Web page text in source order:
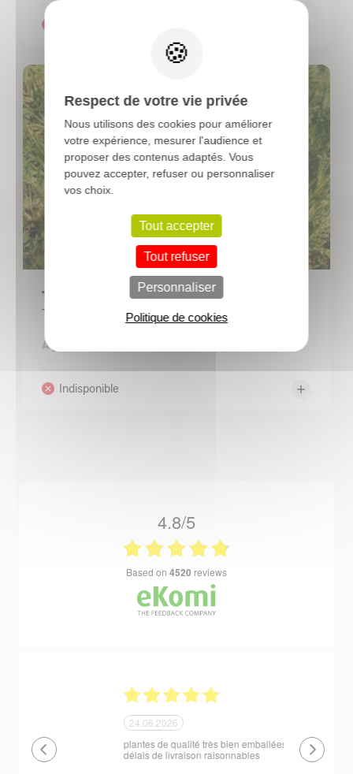
THUYA plicata 'Zebrina'
Thuja panaché, Cèdre rouge
A partir de
4.8/5
based on 4520 reviews
24.06.2026
plantes de qualité très bien emballées et
délais de livraison raisonnables
Un site que
réserve. La
livraison
Respect de votre vie privée
Nous utilisons des cookies pour améliorer
votre expérience, mesurer l'audience et
proposer des contenus adaptés. Vous
pouvez accepter, refuser ou personnaliser
vos choix.
Tout accepter
Tout refuser
Personnaliser
Politique de cookies